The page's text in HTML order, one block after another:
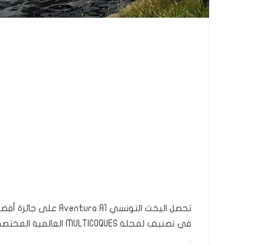
في تصنيف لمجلة MULTICOQUES العالمية المختصة في القوارب البحرية.
.